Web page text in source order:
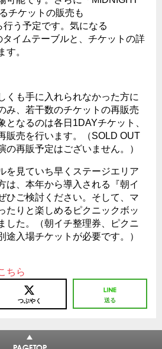
チケットの販売も
行う予定です。気になる
タイムテーブルと、チケットの詳
す。
くも手に入れられなかった方に
み、若干数のチケットの再販売
となるのは各日 1DAYチケット、
販売を行います。（SOLD OUT
の再販予定はございません。）
を見ていち早くステージエリア
は、本年から導入される『朝イ
ひご検討ください。そして、マ
たりと楽しめるピクニックボッ
した。（朝イチ整理券、ピクニ
途入場チケットが必要です。）
ちら
つぶやく 送る